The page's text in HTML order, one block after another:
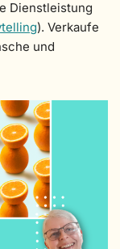
Dienstleistung
). Verkaufe
und